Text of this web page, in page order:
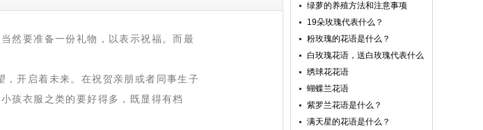
然要准备一份礼物，以表示祝福。而最
开启着未来。在祝贺亲朋或者同事生子
孩衣服之类的要好得多，既显得有档
绿萝的养殖方法和注意事项
19朵玫瑰代表什么？
粉玫瑰的花语是什么？
白玫瑰花语，送白玫瑰代表什么
绣球花花语
蝴蝶兰花语
紫罗兰花语是什么？
满天星的花语是什么？